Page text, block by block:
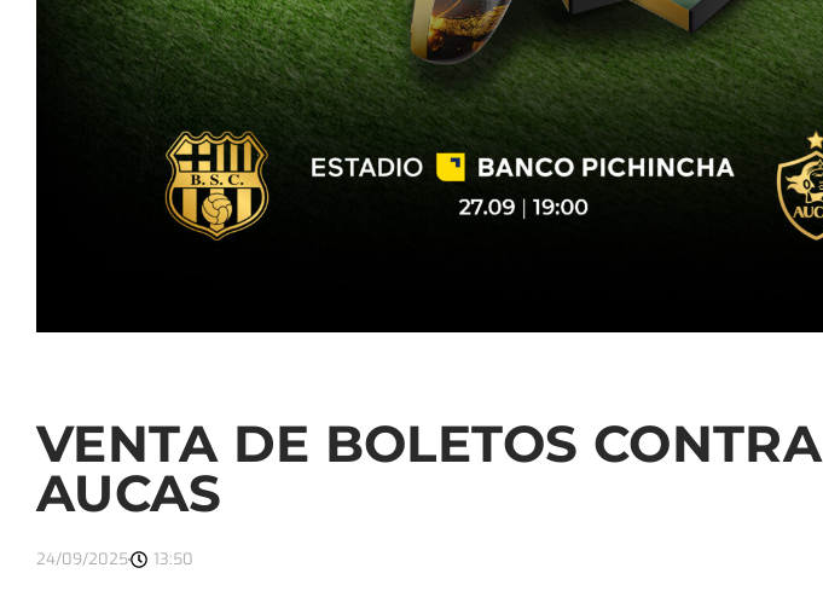
VENTA DE BOLETOS CONTRA
AUCAS
24/09/2025 13:50